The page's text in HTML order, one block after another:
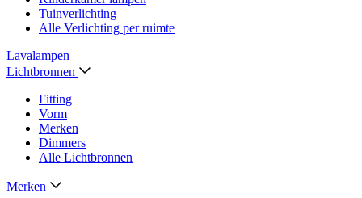
Tuinverlichting
Alle Verlichting per ruimte
Lavalampen
Lichtbronnen
Fitting
Vorm
Merken
Dimmers
Alle Lichtbronnen
Merken